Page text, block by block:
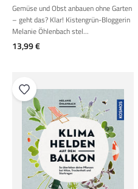
Gemüse und Obst anbauen ohne Garten
– geht das? Klar! Kistengrün-Bloggerin
Melanie Öhlenbach stel...
Angebot
13,99 €